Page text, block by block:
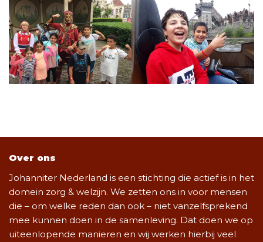
Over ons
Johanniter Nederland is een stichting die actief is in het
domein zorg & welzijn. We zetten ons in voor mensen
die – om welke reden dan ook – niet vanzelfsprekend
mee kunnen doen in de samenleving. Dat doen we op
uiteenlopende manieren en wij werken hierbij veel